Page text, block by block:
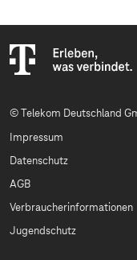
© Telekom Deutschland
Impressum
Datenschutz
AGB
Verbraucherinformationen
Jugendschutz